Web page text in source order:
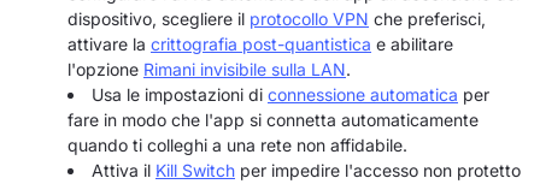
dispositivo, scegliere il protocollo VPN che preferisci,
attivare la crittografia post-quantistica e abilitare
l'opzione Rimani invisibile sulla LAN.
Usa le impostazioni di connessione automatica per
fare in modo che l'app si connetta automaticamente
quando ti colleghi a una rete non affidabile.
Attiva il Kill Switch per impedire l'accesso non protetto